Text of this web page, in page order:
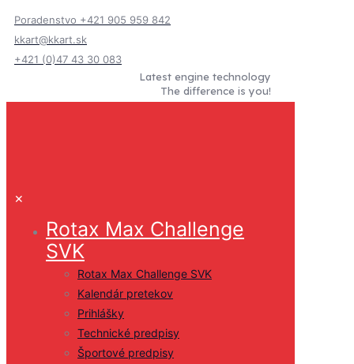
Poradenstvo +421 905 959 842
kkart@kkart.sk
+421 (0)47 43 30 083
Latest engine technology
The difference is you!
✕
Rotax Max Challenge
SVK
Rotax Max Challenge SVK
Kalendár pretekov
Prihlášky
Technické predpisy
Športové predpisy